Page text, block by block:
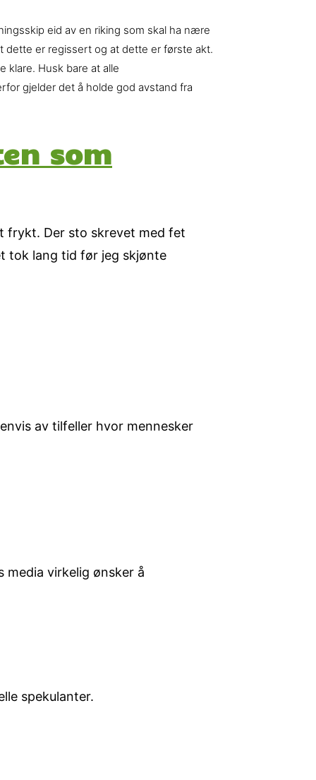
eid av en riking som skal ha nære
dette er regissert og at dette er første akt.
klare. Husk bare at alle
gjelder det å holde god avstand fra
som
frykt. Der sto skrevet med fet
tok lang tid før jeg skjønte
av tilfeller hvor mennesker
media virkelig ønsker å
spekulanter.